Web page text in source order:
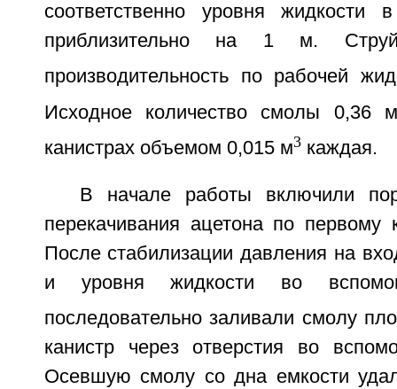
соответственно уровня жидкости
приблизительно на 1 м.
производительность по рабочей
Исходное количество смолы 0,36
канистрах объемом 0,015 м3каждая.
В начале работы включили
перекачивания ацетона по первому
После стабилизации давления на
и уровня жидкости во
последовательно заливали смолу
канистр через отверстия во
Осевшую смолу со дна емкости